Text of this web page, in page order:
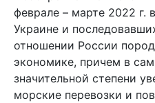
феврале – марте 2022 г.
Украине и
отношении России
экономике, причем в
значительной степени
морские перевозки и